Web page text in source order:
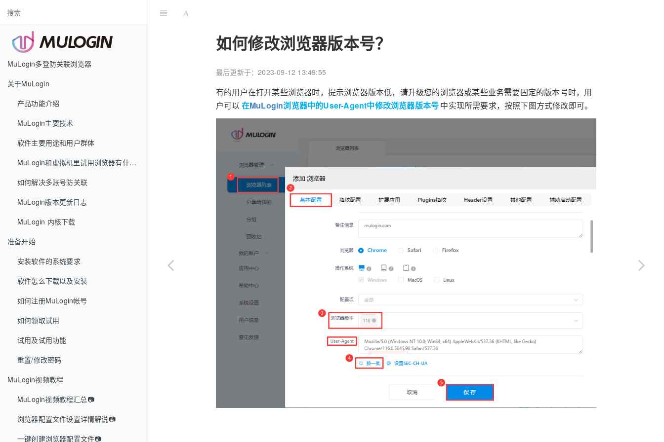
MuLogin多登防关联浏览器
关于MuLogin
产品功能介绍
MuLogin主要技术
软件主要用途和用户群体
MuLogin和虚拟机里试用浏览器有什么区别
如何解决多账号防关联
MuLogin版本更新日志
MuLogin 内核下载
准备开始
安装软件的系统要求
软件怎么下载以及安装
如何注册MuLogin帐号
如何领取试用
试用及试用功能
重置/修改密码
MuLogin视频教程
MuLogin视频教程汇总📷
浏览器配置文件设置详情解说📷
一键创建浏览器配置文件📷
如何修改浏览器版本号？
最后更新于：2023-09-12 13:49:55
有的用户在打开某些浏览器时，提示浏览器版本低，请升级您的浏览器或某些业务需要固定的版本号时，用
户可以 在MuLogin浏览器中的User-Agent中修改浏览器版本号中实现所需要求，按照下图方式修改即可。